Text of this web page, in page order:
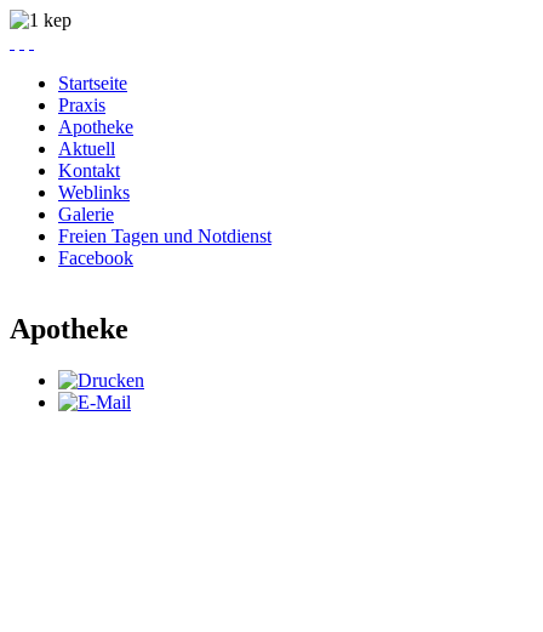
Startseite
Praxis
Apotheke
Aktuell
Kontakt
Weblinks
Galerie
Freien Tagen und Notdienst
Facebook
Apotheke